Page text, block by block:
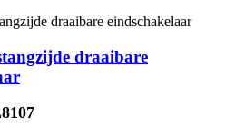
draaibare